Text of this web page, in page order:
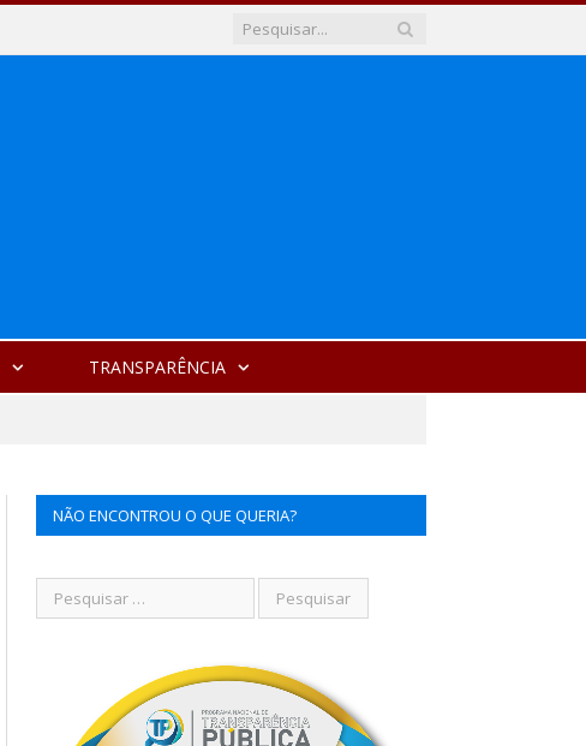
TRANSPARÊNCIA
NÃO ENCONTROU O QUE QUERIA?